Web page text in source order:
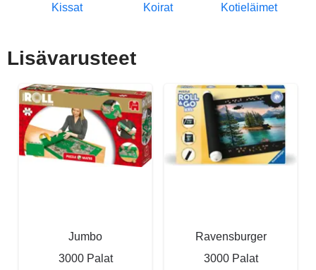
Kissat Koirat Kotieläimet
Lisävarusteet
Jumbo
3000 Palat
Ravensburger
3000 Palat